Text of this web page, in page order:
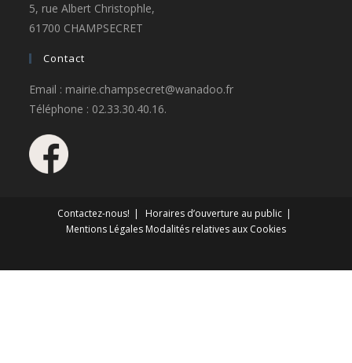
5, rue Albert Christophle,
61700 CHAMPSECRET
Contact
Email : mairie.champsecret@wanadoo.fr
Téléphone : 02.33.30.40.16.
Contactez-nous!
Horaires d’ouverture au public
Mentions Légales Modalités relatives aux Cookies